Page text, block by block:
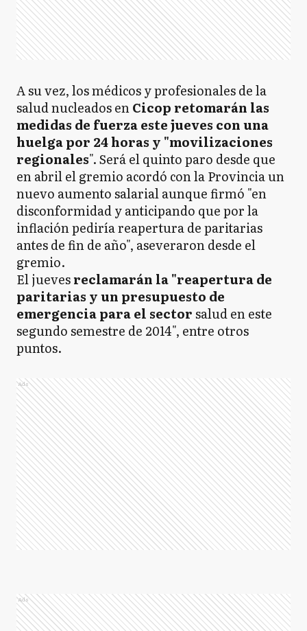
A su vez, los médicos y profesionales de la
salud nucleados enCicop retomarán las
medidas de fuerza este jueves con una
huelga por 24 horas y "movilizaciones
regionales". Será el quinto paro desde que
en abril el gremio acordó con la Provincia un
nuevo aumento salarial aunque firmó "en
disconformidad y anticipando que por la
inflación pediría reapertura de paritarias
antes de fin de año", aseveraron desde el
gremio.
El juevesreclamarán la "reapertura de
paritarias y un presupuesto de
emergencia para el sectorsalud en este
segundo semestre de 2014", entre otros
puntos.
Ads
Ads